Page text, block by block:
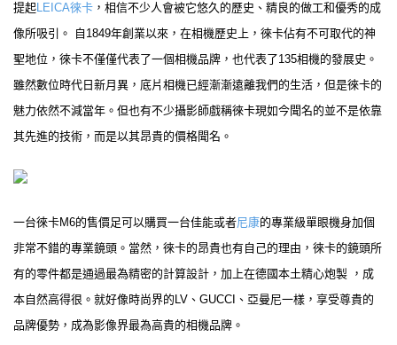
提起LEICA徠卡 ，相信不少人會被它悠久的歷史、精良的做工和優秀的成
像所吸引。 自1849年創業以來，在相機歷史上，徠卡佔有不可取代的神
聖地位，徠卡不僅僅代表了一個相機品牌，也代表了135相機的發展史。
雖然數位時代日新月異，底片相機已經漸漸遠離我們的生活，但是徠卡的
魅力依然不減當年。但也有不少攝影師戲稱徠卡現如今聞名的並不是依靠
其先進的技術，而是以其昂貴的價格聞名。
一台徠卡M6的售價足可以購買一台佳能或者尼康的專業級單眼機身加個
非常不錯的專業鏡頭。當然，徠卡的昂貴也有自己的理由，徠卡的鏡頭所
有的零件都是通過最為精密的計算設計，加上在德國本土精心炮製 ，成
本自然高得很。就好像時尚界的LV、GUCCI、亞曼尼一樣，享受尊貴的
品牌優勢，成為影像界最為高貴的相機品牌。